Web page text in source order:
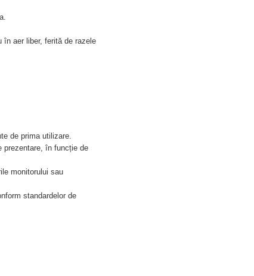
în aer liber, ferită de razele
de prima utilizare.
prezentare, în funcție de
monitorului sau
standardelor de